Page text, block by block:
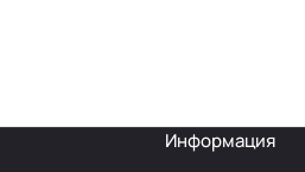
Информация